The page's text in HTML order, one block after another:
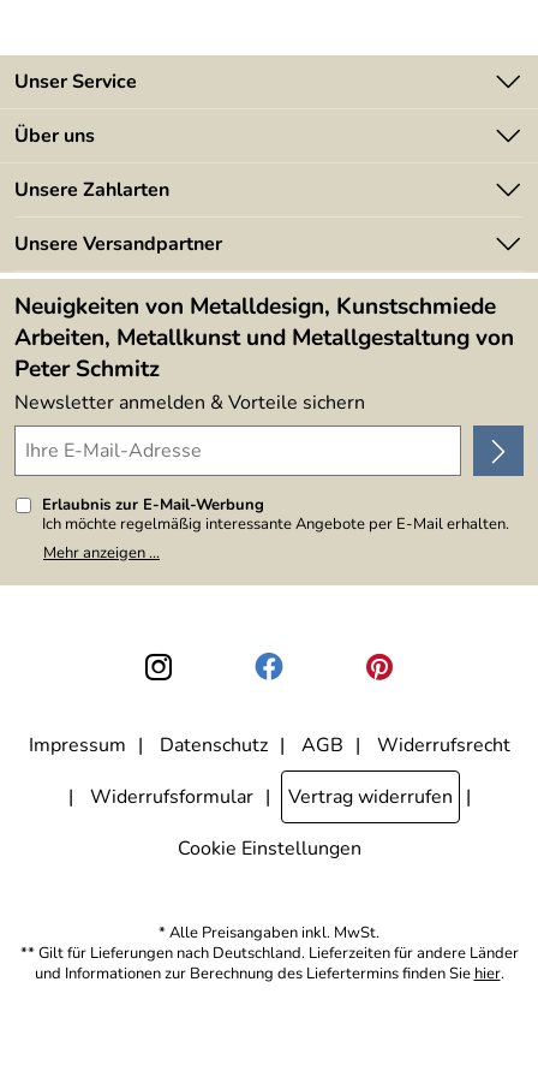
Unser Service
Kontakt
Kundeninformationen
Newsletter
Lieferbedingungen
Über uns
Angebote
Kundenbewertungen (394)
4,9/5
Unsere Zahlarten
Unsere Versandpartner
Neuigkeiten von Metalldesign, Kunstschmiede
Arbeiten, Metallkunst und Metallgestaltung von
Peter Schmitz
Newsletter anmelden & Vorteile sichern
Erlaubnis zur E-Mail-Werbung
Ich möchte regelmäßig interessante Angebote per E-Mail erhalten.
Meine E-Mail-Adresse wird nicht an andere Unternehmen
weitergegeben. Zu statistischen Zwecken wird in anonymer Form
den Link "Abmelden" am Ende des Newsletters anklicke. Die
Datenschutzerklärung
habe ich zur Kenntnis genommen.
Mehr anzeigen ...
Impressum Datenschutz AGB
Widerrufsrecht
Widerrufsformular
Vertrag widerrufen
Cookie Einstellungen
* Alle Preisangaben inkl. MwSt.
** Gilt für Lieferungen nach Deutschland. Lieferzeiten für andere Länder
und Informationen zur Berechnung des Liefertermins finden Sie hier.